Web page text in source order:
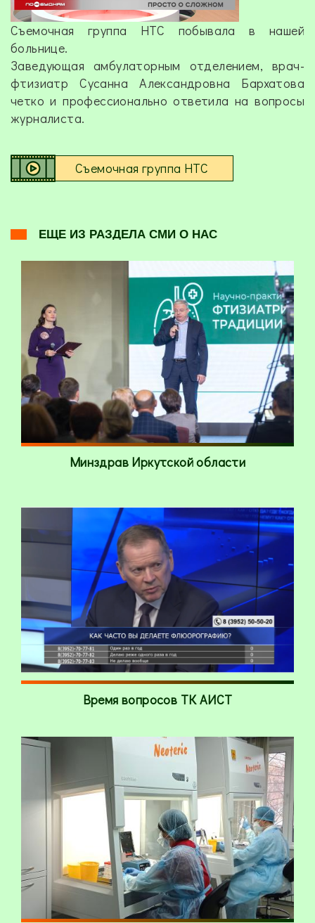
Съемочная группа НТС побывала в нашей
больнице.
Заведующая амбулаторным отделением, врач-
фтизиатр Сусанна Александровна Бархатова
четко и профессионально ответила на вопросы
журналиста.
Съемочная группа НТС
ЕЩЕ ИЗ РАЗДЕЛА СМИ О НАС
Минздрав Иркутской области
Время вопросов ТК АИСТ